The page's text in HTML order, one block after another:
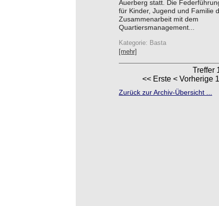
Auerberg statt. Die
für Kinder, Jugend und Familie
Zusammenarbeit mit dem
Quartiersmanagement...
Kategorie: Basta
[mehr]
Treffer
<< Erste < Vorherige
Zurück zur Archiv-Übersicht ...